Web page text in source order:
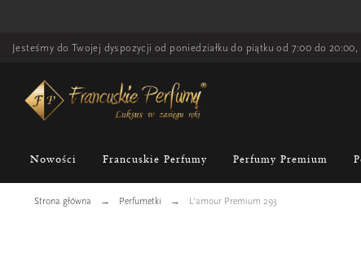
Jesteśmy do Twojej dyspozycji od poniedziałku do piątku od 7:00 do 20:00,
Nowości Francuskie Perfumy Perfumy Premium
Strona główna Perfumetki L'amour Premium 293